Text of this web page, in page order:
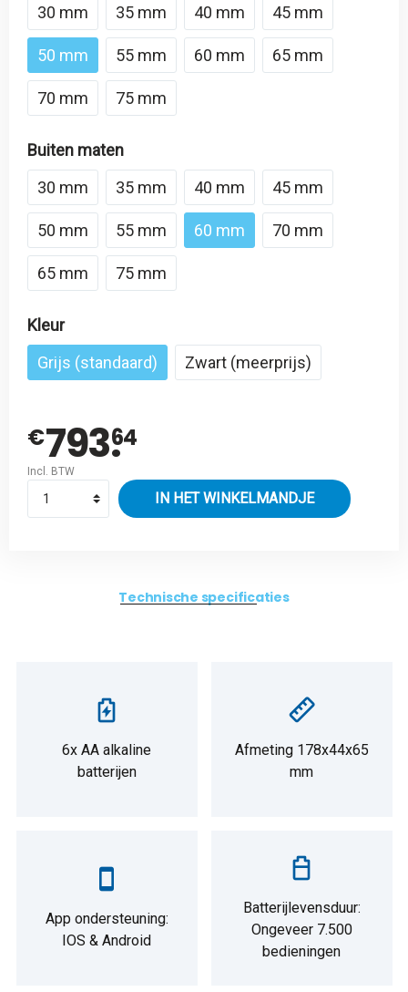
30 mm
35 mm 40 mm 45 mm
50 mm 55 mm 60 mm 65 mm
70 mm 75 mm
Buiten maten
30 mm
35 mm 40 mm 45 mm
50 mm 55 mm 60 mm 70 mm
65 mm 75 mm
Kleur
Grijs (standaard)
Zwart (meerprijs)
€793.64
Incl. BTW
IN HET WINKELMANDJE
Technische specificaties
6x AA alkaline
batterijen
Afmeting 178x44x65
mm
App ondersteuning:
IOS & Android
Batterijlevensduur:
Ongeveer 7.500
bedieningen